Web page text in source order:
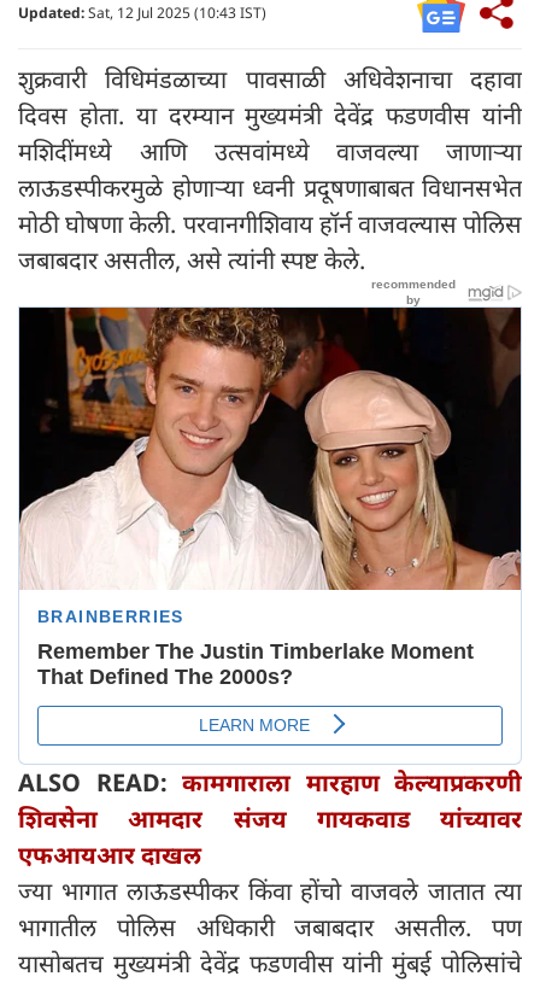
Updated:Sat, 12 Jul 2025 (10:43 IST)
शुक्रवारी विधिमंडळाच्या पावसाळी अधिवेशनाचा दहावा
दिवस होता. या दरम्यान मुख्यमंत्री देवेंद्र फडणवीस यांनी
मशिदींमध्ये आणि उत्सवांमध्ये वाजवल्या जाणाऱ्या
लाऊडस्पीकरमुळे होणाऱ्या ध्वनी प्रदूषणाबाबत विधानसभेत
मोठी घोषणा केली. परवानगीशिवाय हॉर्न वाजवल्यास पोलिस
जबाबदार असतील, असे त्यांनी स्पष्ट केले.
ALSO READ: कामगाराला मारहाण केल्याप्रकरणी
शिवसेना आमदार संजय गायकवाड यांच्यावर
एफआयआर दाखल
ज्या भागात लाऊडस्पीकर किंवा होंचो वाजवले जातात त्या
भागातील पोलिस अधिकारी जबाबदार असतील. पण
यासोबतच मुख्यमंत्री देवेंद्र फडणवीस यांनी मुंबई पोलिसांचे